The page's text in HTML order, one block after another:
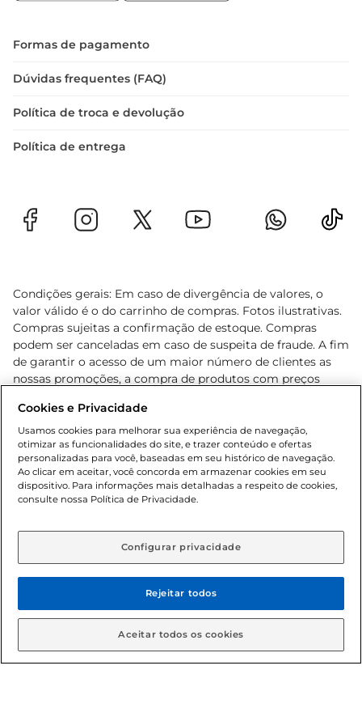
Dimensões: Compacta e leve, ideal para
A Saladeira Uz Plast 1L é a escolha perfeita para
estilo na cozinha. Com ela, suas refeições
mesa ainda mais especial.
Formas de pagamento
Dúvidas frequentes (FAQ)
Política de troca e devolução
Política de entrega
Condições gerais: Em caso de divergência de valores, o
valor válido é o do carrinho de compras. Fotos ilustrativas.
Compras sujeitas a confirmação de estoque. Compras
podem ser canceladas em caso de suspeita de fraude. A fim
de garantir o acesso de um maior número de clientes as
nossas promoções, a compra de produtos com preços
cliente. Os preços, ofertas e condições são exclusivos para
o e-commerce e válidos durante o dia de hoje, podendo
sofrer alterações sem prévia notificação. Proibida a venda
de bebidas alcoólicas para menores de 18 anos, conforme
Lei n.º 8069/90, art. 81, inciso II (Estatuto da Criança e do
Adolescente). Preços e condições exclusivos para o
aviso prévio. O valor mínimo para as compras on-line é de
© 2026 Copyright. Todos os direitos
reservados Gbarbosa.
Cookies e Privacidade
Usamos cookies para melhorar sua experiência de navegação,
otimizar as funcionalidades do site, e trazer conteúdo e ofertas
personalizadas para você, baseadas em seu histórico de navegação.
Ao clicar em aceitar, você concorda em armazenar cookies em seu
dispositivo. Para informações mais detalhadas a respeito de cookies,
consulte nossa Política de Privacidade.
Configurar privacidade
Rejeitar todos
Aceitar todos os cookies